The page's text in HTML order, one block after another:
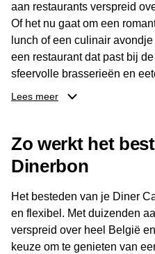
aan restaurants verspreid
Of het nu gaat om een
lunch of een culinair
een restaurant dat past bij
sfeervolle brasserieën en
en gastronomische locaties:
buurt, bijvoorbeeld in
De ontvanger kiest zelf waar
van deze culinaire ervaring.
niet alleen een diner, maar
Lees meer
Zo werkt het
Dinerbon
Het besteden van je Diner
en flexibel. Met duizenden
verspreid over heel België
keuze om te genieten van